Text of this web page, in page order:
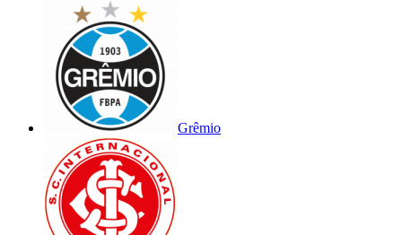
Grêmio